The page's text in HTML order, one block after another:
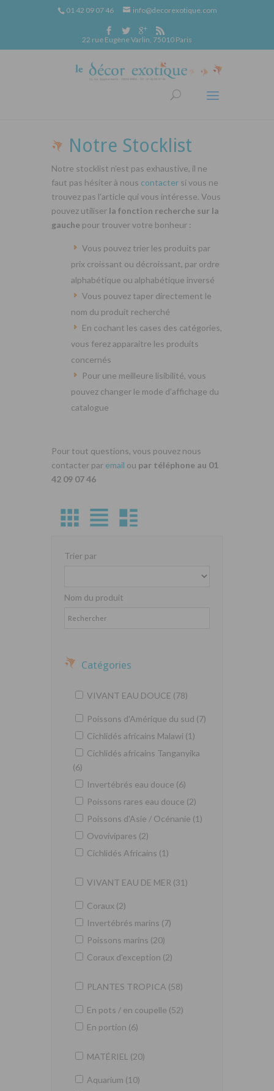
01 42 09 07 46 info@decorexotique.com
22 rue Eugène Varlin, 75010 Paris
Notre Stocklist
Notre stocklist n’est pas exhaustive, il ne
faut pas hésiter à nous contacter si vous ne
trouvez pas l’article qui vous intéresse. Vous
pouvez utiliser la fonction recherche sur la
gauche pour trouver votre bonheur :
Vous pouvez trier les produits par
prix croissant ou décroissant, par ordre
alphabétique ou alphabétique inversé
Vous pouvez taper directement le
nom du produit recherché
En cochant les cases des catégories,
vous ferez apparaitre les produits
concernés
Pour une meilleure lisibilité, vous
pouvez changer le mode d’affichage du
catalogue
Pour tout questions, vous pouvez nous
contacter par email ou par téléphone au 01
42 09 07 46
Trier par
Nom du produit
Catégories
VIVANT EAU DOUCE (78)
Poissons d'Amérique du sud (7)
Cichlidés africains Malawi (1)
Cichlidés africains Tanganyika
(6)
Invertébrés eau douce (6)
Poissons rares eau douce (2)
Poissons d'Asie / Océnanie (1)
Ovovivipares (2)
Cichlidés Africains (1)
VIVANT EAU DE MER (31)
Coraux (2)
Invertébrés marins (7)
Poissons marins (20)
Coraux d'exception (2)
PLANTES TROPICA (58)
En pots / en coupelle (52)
En portion (6)
MATÉRIEL (20)
Aquarium (10)